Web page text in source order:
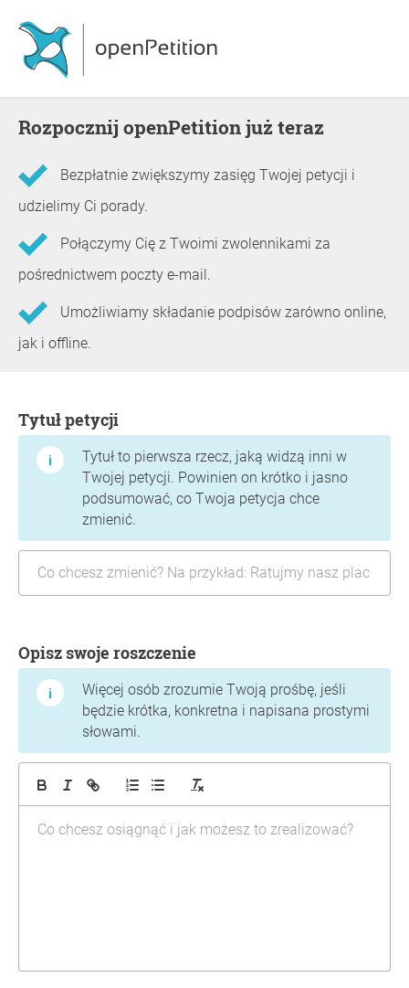
Rozpocznij openPetition już teraz
Bezpłatnie zwiększymy zasięg Twojej petycji i
udzielimy Ci porady.
Połączymy Cię z Twoimi zwolennikami za
pośrednictwem poczty e-mail.
Umożliwiamy składanie podpisów zarówno online,
jak i offline.
Tytuł petycji
Tytuł to pierwsza rzecz, jaką widzą inni w
Twojej petycji. Powinien on krótko i jasno
podsumować, co Twoja petycja chce
zmienić.
Opisz swoje roszczenie
Więcej osób zrozumie Twoją prośbę, jeśli
będzie krótka, konkretna i napisana prostymi
słowami.